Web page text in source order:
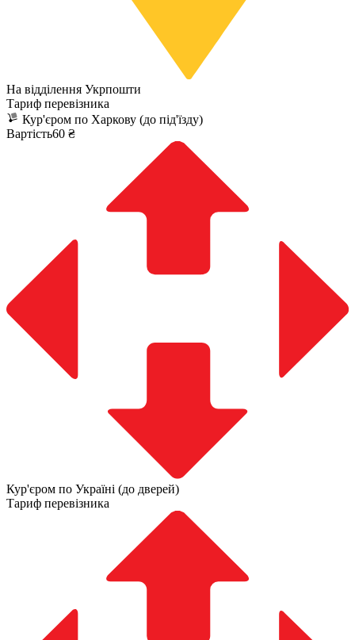
На відділення Укрпошти
Тариф перевізника
Кур'єром по Харкову (до під'їзду)
Вартість60 ₴
Кур'єром по Україні (до дверей)
Тариф перевізника